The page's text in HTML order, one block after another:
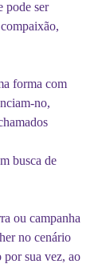
pode ser
forma com
no,
busca de
ou campanha
no cenário
por sua vez, ao